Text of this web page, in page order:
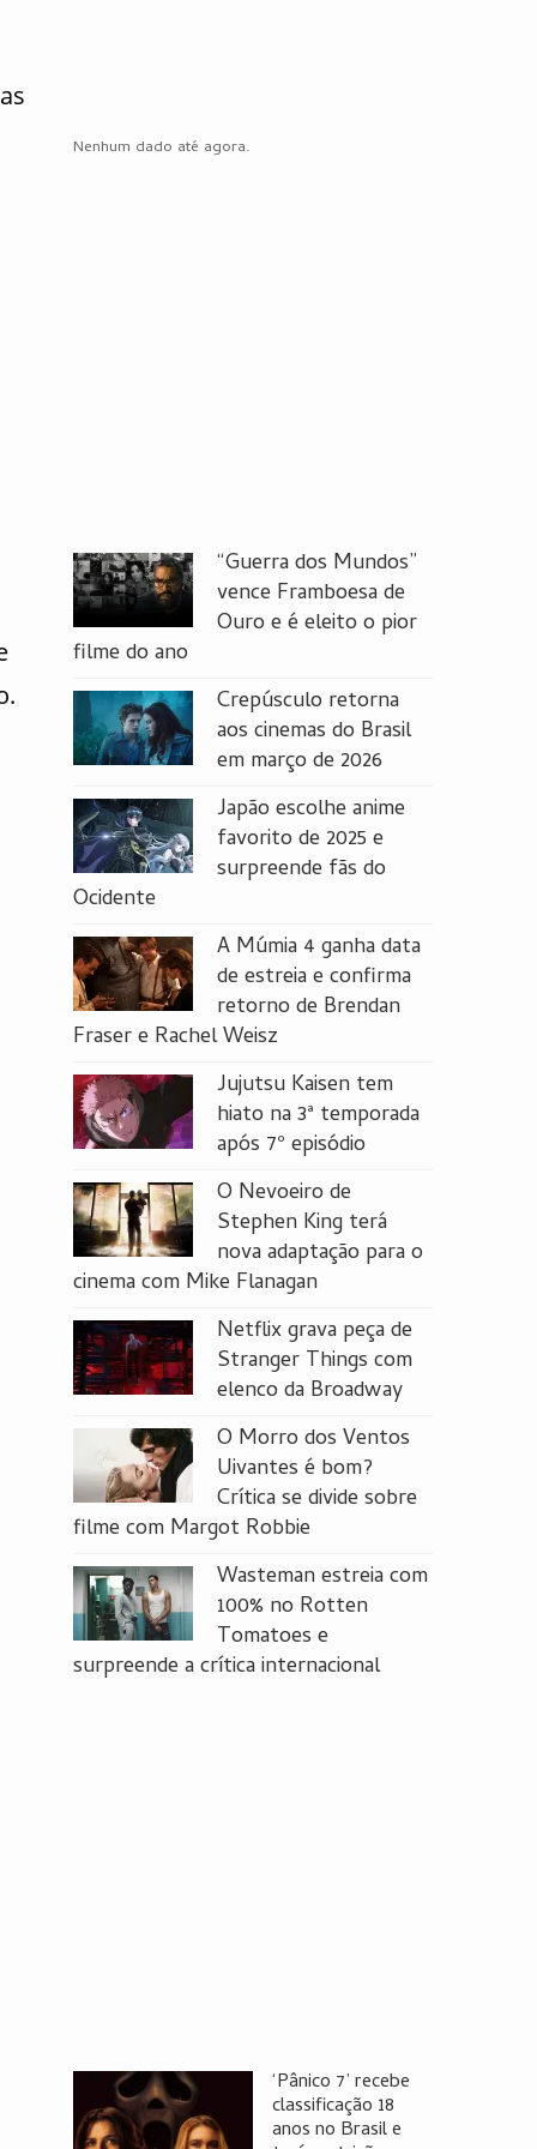
Nenhum dado até agora.
“Guerra dos Mundos”
vence Framboesa de
Ouro e é eleito o pior
filme do ano
Crepúsculo retorna
aos cinemas do Brasil
em março de 2026
Japão escolhe anime
favorito de 2025 e
surpreende fãs do
Ocidente
A Múmia 4 ganha data
de estreia e confirma
retorno de Brendan
Fraser e Rachel Weisz
Jujutsu Kaisen tem
hiato na 3ª temporada
após 7º episódio
O Nevoeiro de
Stephen King terá
nova adaptação para o
cinema com Mike Flanagan
Netflix grava peça de
Stranger Things com
elenco da Broadway
O Morro dos Ventos
Uivantes é bom?
Crítica se divide sobre
filme com Margot Robbie
Wasteman estreia com
100% no Rotten
Tomatoes e
surpreende a crítica internacional
‘Pânico 7’ recebe
classificação 18
anos no Brasil e